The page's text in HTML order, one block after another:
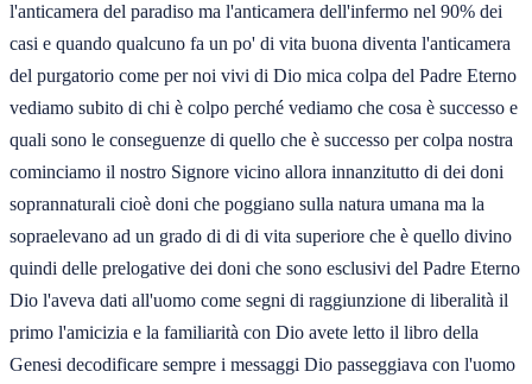
l'anticamera del paradiso ma l'anticamera dell'infermo nel 90% dei
casi e quando qualcuno fa un po' di vita buona diventa l'anticamera
del purgatorio come per noi vivi di Dio mica colpa del Padre Eterno
vediamo subito di chi è colpo perché vediamo che cosa è successo e
quali sono le conseguenze di quello che è successo per colpa nostra
cominciamo il nostro Signore vicino allora innanzitutto di dei doni
soprannaturali cioè doni che poggiano sulla natura umana ma la
sopraelevano ad un grado di di di vita superiore che è quello divino
quindi delle prelogative dei doni che sono esclusivi del Padre Eterno
Dio l'aveva dati all'uomo come segni di raggiunzione di liberalità il
primo l'amicizia e la familiarità con Dio avete letto il libro della
Genesi decodificare sempre i messaggi Dio passeggiava con l'uomo